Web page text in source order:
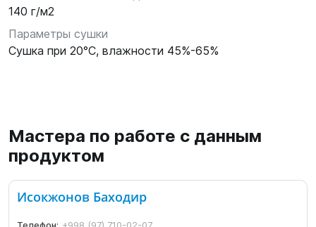
140 г/м2
Параметры сушки
Сушка при 20°С, влажности 45%-65%
Мастера по работе с данным
продуктом
Исокжонов Баходир